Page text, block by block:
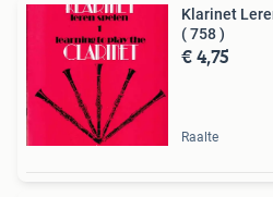
Klarinet
( 758 )
€ 4,75
Raalte